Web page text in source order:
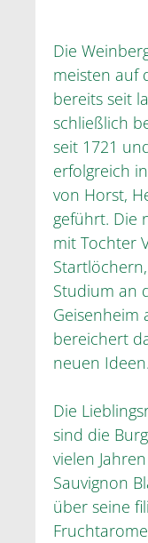
Die
meisten auf
bereits seit
schließlich
seit 1721
erfolgreich
von Horst,
geführt. Die
mit Tochter
Studium an
Geisenheim
bereichert
neuen Ideen.
Die
sind die
vielen
Sauvignon
über seine